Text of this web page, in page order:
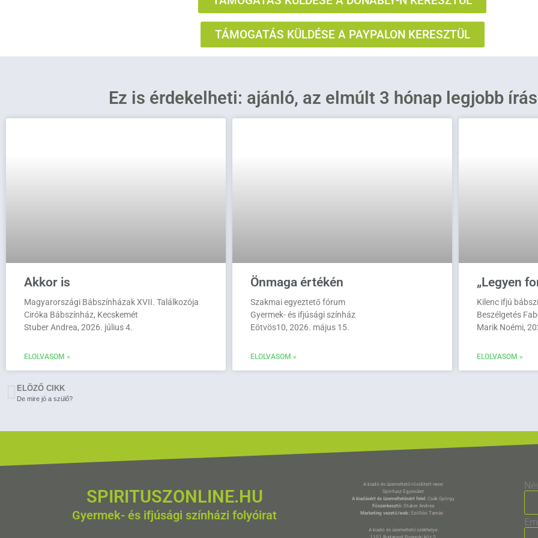
TÁMOGATÁS KÜLDÉSE A PAYPALON KERESZTÜL
Ez is érdekelheti: ajánló, az elmúlt 3 hónap legjobb
Akkor is
Magyarországi Bábszínházak XVII. Találkozója
Ciróka Bábszínház, Kecskemét
Stuber Andrea, 2026. július 4.
ELOLVASOM »
Önmaga értékén
Szakmai egyeztető fórum
Gyermek- és ifjúsági színház
Eötvös10, 2026. május 15.
ELOLVASOM »
„Legyen
Kilenc ifjú
Beszélgetés
Marik Noémi,
ELOLVASOM »
ELÖZŐ CIKK
De mire jó a szülő?
SPIRITUSZONLINE.HU
Gyermek- és ifjúsági színházi folyóirat
A kiadó és üzemeltető rövidített neve:
Spiritusz Egyesület
A kiadásért és üzemeltetésért felel: Csák György
Főszerkesztő: Stuber Andrea
Marketing vezető/web: Szöllősi Tamás*
A kiadó és üzemeltető székhelye: